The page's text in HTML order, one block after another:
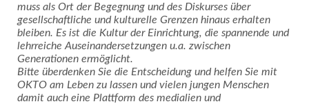
muss als Ort der Begegnung und des Diskurses über
gesellschaftliche und kulturelle Grenzen hinaus erhalten
bleiben. Es ist die Kultur der Einrichtung, die spannende und
lehrreiche Auseinandersetzungen u.a. zwischen
Generationen ermöglicht.
Bitte überdenken Sie die Entscheidung und helfen Sie mit
OKTO am Leben zu lassen und vielen jungen Menschen
damit auch eine Plattform des medialien und